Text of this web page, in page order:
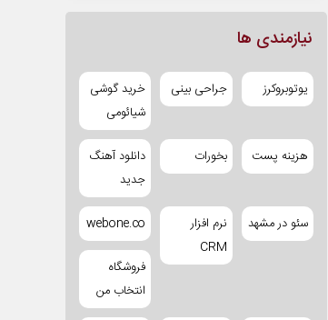
نیازمندی ها
یوتوبروکرز جراحی بینی
خرید گوشی
شیائومی
هزینه پست بخورات
دانلود آهنگ
جدید
سئو در مشهد
نرم افزار
CRM
webone.co
فروشگاه
انتخاب من